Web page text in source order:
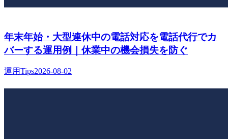
年末年始・大型連休中の電話対応を電話代行でカ
バーする運用例｜休業中の機会損失を防ぐ
運用Tips2026-08-02